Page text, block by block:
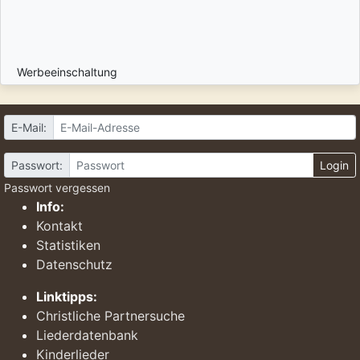
Werbeeinschaltung
E-Mail:
Passwort:
Login
Passwort vergessen
Info:
Kontakt
Statistiken
Datenschutz
Linktipps:
Christliche Partnersuche
Liederdatenbank
Kinderlieder